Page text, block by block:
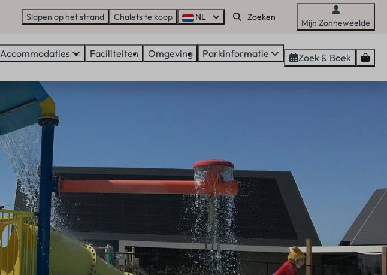
Slapen op het strand Chalets te koop NL
Mijn Zonneweelde
Accommodaties Faciliteiten Omgeving Parkinformatie Zoek & Boek